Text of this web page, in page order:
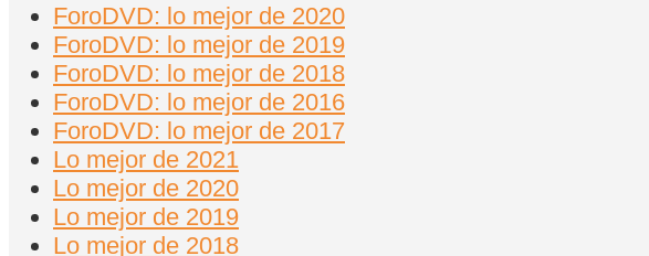
ForoDVD: lo mejor de 2020
ForoDVD: lo mejor de 2019
ForoDVD: lo mejor de 2018
ForoDVD: lo mejor de 2016
ForoDVD: lo mejor de 2017
Lo mejor de 2021
Lo mejor de 2020
Lo mejor de 2019
Lo mejor de 2018